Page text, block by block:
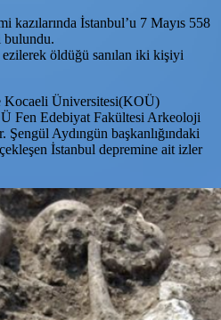
kazılarında İstanbul’u 7 Mayıs 558
bulundu.
öldüğü sanılan iki kişiyi
Kocaeli Üniversitesi(KOÜ)
Fen Edebiyat Fakültesi Arkeoloji
Aydıngün başkanlığındaki
İstanbul depremine ait izler